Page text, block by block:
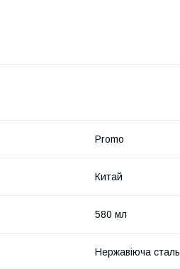
Promo
Китай
580 мл
Нержавіюча сталь